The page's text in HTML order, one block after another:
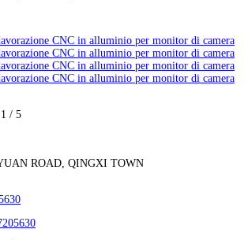
CNC in alluminio per monitor di camera
CNC in alluminio per monitor di camera
CNC in alluminio per monitor di camera
CNC in alluminio per monitor di camera
/ 5
ROAD, QINGXI TOWN